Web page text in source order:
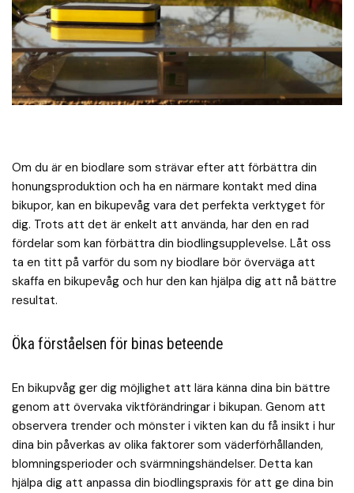
Om du är en biodlare som strävar efter att förbättra din
honungsproduktion och ha en närmare kontakt med dina
bikupor, kan en bikupevåg vara det perfekta verktyget för
dig. Trots att det är enkelt att använda, har den en rad
fördelar som kan förbättra din biodlingsupplevelse. Låt oss
ta en titt på varför du som ny biodlare bör överväga att
skaffa en bikupevåg och hur den kan hjälpa dig att nå bättre
resultat.
Öka förståelsen för binas beteende
En bikupvåg ger dig möjlighet att lära känna dina bin bättre
genom att övervaka viktförändringar i bikupan. Genom att
observera trender och mönster i vikten kan du få insikt i hur
dina bin påverkas av olika faktorer som väderförhållanden,
blomningsperioder och svärmningshändelser. Detta kan
hjälpa dig att anpassa din biodlingspraxis för att ge dina bin